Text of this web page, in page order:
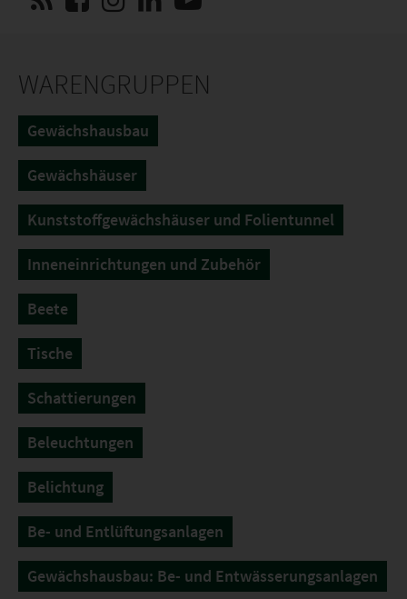
WARENGRUPPEN
Gewächshausbau
Gewächshäuser
Kunststoffgewächshäuser und Folientunnel
Inneneinrichtungen und Zubehör
Beete
Tische
Schattierungen
Beleuchtungen
Belichtung
Be- und Entlüftungsanlagen
Gewächshausbau: Be- und Entwässerungsanlagen